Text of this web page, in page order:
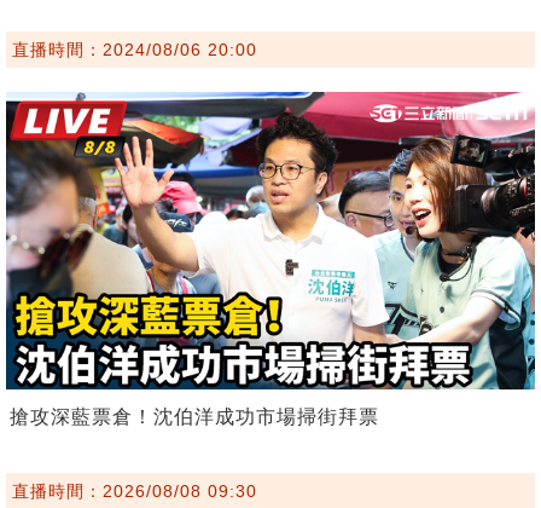
直播時間：2024/08/06 20:00
搶攻深藍票倉！沈伯洋成功市場掃街拜票
直播時間：2026/08/08 09:30